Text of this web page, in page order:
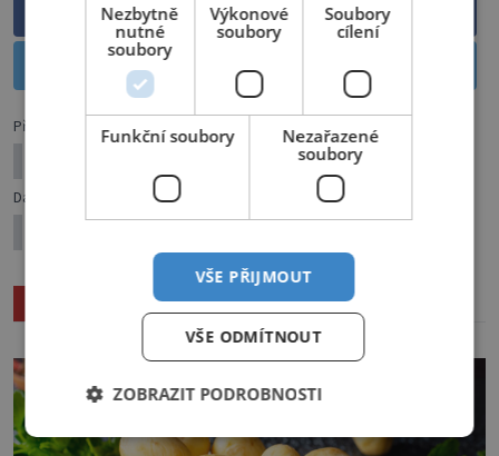
Sdílet na Facebooku
Sdílet na Twitteru
Předchozí článek
Jednoduché dobroty z Remosky nejen na chalupu
Další článek
Související články
Nezbytně
nutné
soubory
Výkonové
soubory
Soubory
cílení
Funkční soubory
Nezařazené
soubory
VŠE PŘIJMOUT
VŠE ODMÍTNOUT
ZOBRAZIT PODROBNOSTI